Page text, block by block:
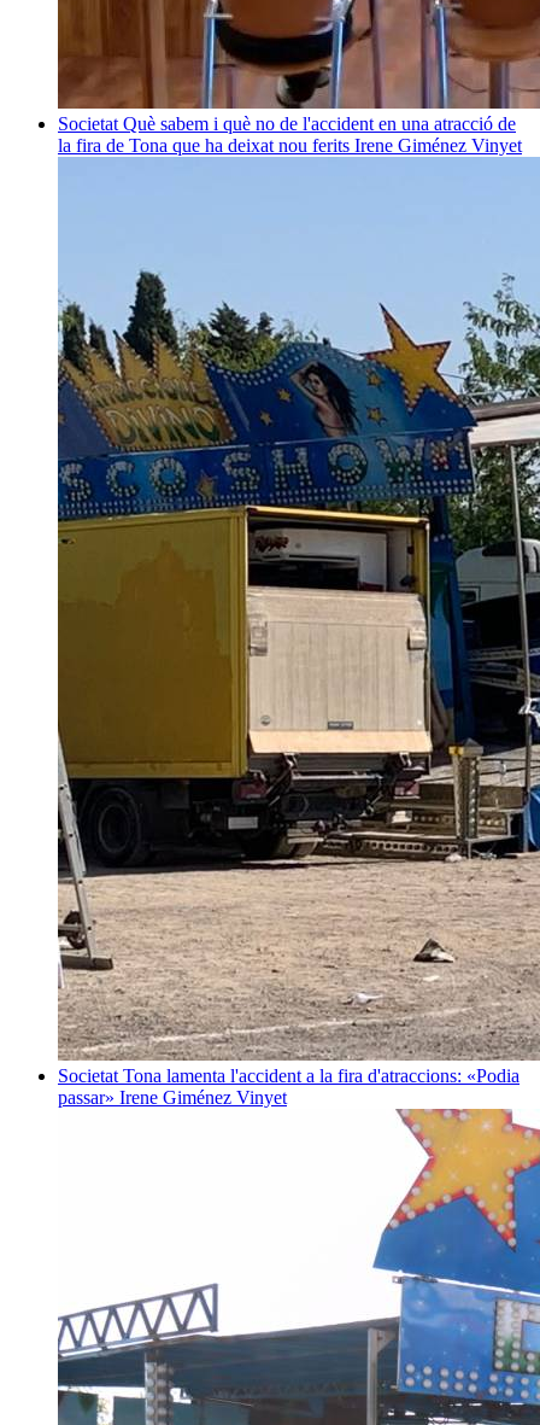
Societat Què sabem i què no de l'accident en una atracció de
la fira de Tona que ha deixat nou ferits Irene Giménez Vinyet
Societat Tona lamenta l'accident a la fira d'atraccions: «Podia
passar» Irene Giménez Vinyet